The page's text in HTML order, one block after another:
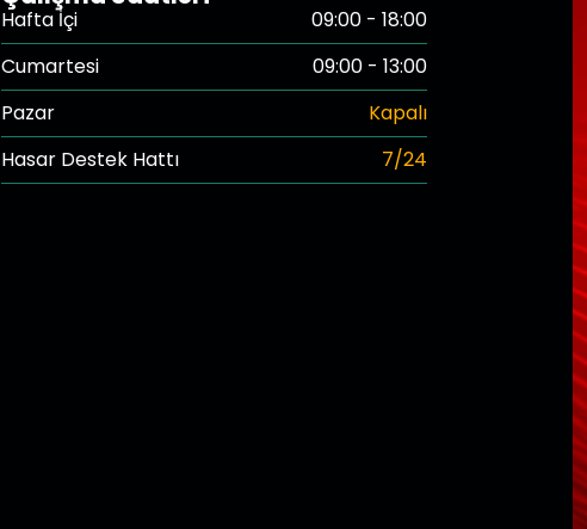
Hafta İçi
09:00 - 18:00
Cumartesi
09:00 - 13:00
Pazar
Kapalı
Hasar Destek Hattı
7/24